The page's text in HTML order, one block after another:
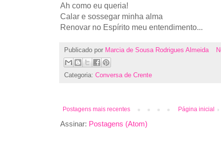
Ah como eu queria!
Calar e sossegar minha alma
Renovar no Espírito meu entendimento...
Publicado por Marcia de Sousa Rodrigues Almeida
Categoria: Conversa de Crente
Postagens mais recentes Página inicial
Assinar: Postagens (Atom)